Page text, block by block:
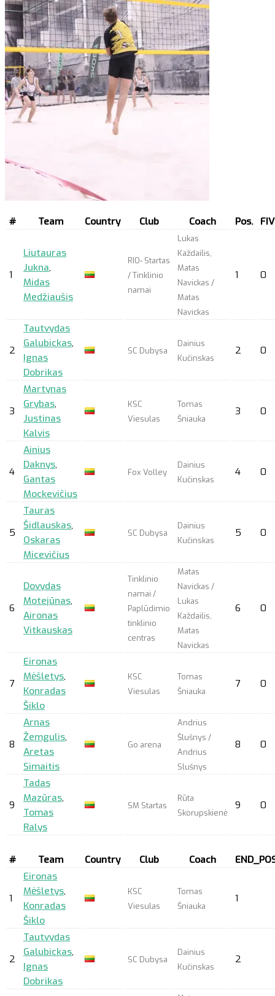
# Team Country Club Coach Pos.
1
Liutauras
Jukna,
Midas
Medžiaušis
RIO- Startas
/ Tinklinio
namai
Lukas
Každailis,
Matas
Navickas /
Matas
Navickas
1 0
2
Tautvydas
Galubickas,
Ignas
Dobrikas
SC Dubysa
Dainius
Kučinskas
2 0
3
Martynas
Grybas,
Justinas
Kalvis
KSC
Viesulas
Tomas
Šniauka
3 0
4
Ainius
Daknys,
Gantas
Mockevičius
Fox Volley
Dainius
Kučinskas
4 0
5
Tauras
Šidlauskas,
Oskaras
Micevičius
SC Dubysa
Dainius
Kučinskas
5 0
6
Dovydas
Motejūnas,
Aironas
Vitkauskas
Tinklinio
namai /
Paplūdimio
tinklinio
centras
Matas
Navickas /
Lukas
Každailis,
Matas
Navickas
6 0
7
Eironas
Mėšletys,
Konradas
Šiklo
KSC
Viesulas
Tomas
Šniauka
7 0
8
Arnas
Žemgulis,
Aretas
Simaitis
Go arena
Andrius
Šlušnys /
Andrius
Slušnys
8 0
9
Tadas
Mazūras,
Tomas
Ralys
SM Startas
Rūta
Skorupskienė
9 0
# Team Country Club Coach
1
Eironas
Mėšletys,
Konradas
Šiklo
KSC
Viesulas
Tomas
Šniauka
1
2
Tautvydas
Galubickas,
Ignas
Dobrikas
SC Dubysa
Dainius
Kučinskas
2